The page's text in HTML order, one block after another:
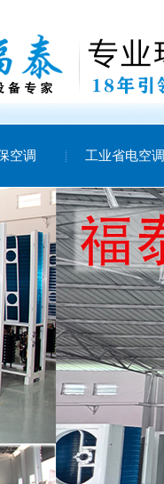
空调 工业省电空调